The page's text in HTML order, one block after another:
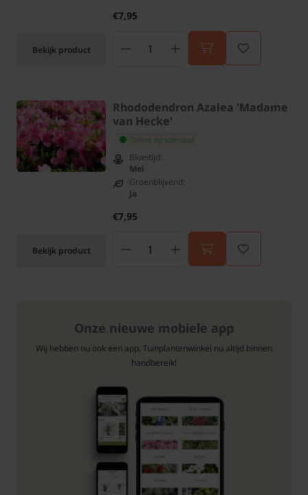
Bekijk product
€7,95
Bekijk product
Rhododendron Azalea 'Madame
van Hecke'
Online op voorraad
Bloeitijd:
Mei
Groenblijvend:
Ja
€7,95
Onze nieuwe mobiele app
Wij hebben nu ook een app, Tuinplantenwinkel nu altijd binnen
handbereik!